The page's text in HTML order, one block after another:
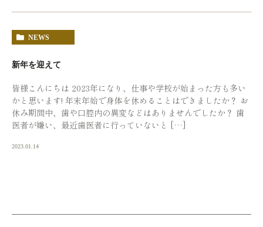
NEWS
新年を迎えて
皆様こんにちは 2023年になり、仕事や学校が始まった方も多い
かと思います! 年末年始で身体を休めることはできましたか？ お
休み期間中、歯や口腔内の異変などはありませんでしたか？ 歯
医者が嫌い、最近歯医者に行っていないと […]
2023.01.14